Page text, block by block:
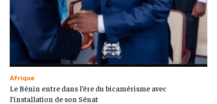
Afrique
Le Bénin entre dans l’ère du bicamérisme avec
l’installation de son Sénat